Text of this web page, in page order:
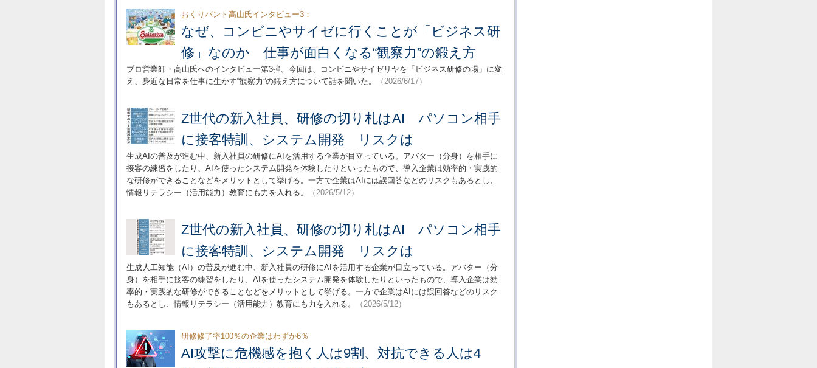
おくりバント高山氏インタビュー3：
なぜ、コンビニやサイゼに行くことが「ビジネス研
修」なのか 仕事が面白くなる“観察力”の鍛え方
プロ営業師・高山氏へのインタビュー第3弾。今回は、コンビニやサイゼリヤを「ビジネス研修の場」に変
え、身近な日常を仕事に生かす“観察力”の鍛え方について話を聞いた。
（2026/6/17）
Z世代の新入社員、研修の切り札はAI パソコン相手
に接客特訓、システム開発 リスクは
生成AIの普及が進む中、新入社員の研修にAIを活用する企業が目立っている。アバター（分身）を相手に
接客の練習をしたり、AIを使ったシステム開発を体験したりといったもので、導入企業は効率的・実践的
な研修ができることなどをメリットとして挙げる。一方で企業はAIには誤回答などのリスクもあるとし、
情報リテラシー（活用能力）教育にも力を入れる。
（2026/5/12）
Z世代の新入社員、研修の切り札はAI パソコン相手
に接客特訓、システム開発 リスクは
生成人工知能（AI）の普及が進む中、新入社員の研修にAIを活用する企業が目立っている。アバター（分
身）を相手に接客の練習をしたり、AIを使ったシステム開発を体験したりといったもので、導入企業は効
率的・実践的な研修ができることなどをメリットとして挙げる。一方で企業はAIには誤回答などのリスク
もあるとし、情報リテラシー（活用能力）教育にも力を入れる。
（2026/5/12）
研修修了率100％の企業はわずか6％
AI攻撃に危機感を抱く人は9割、対抗できる人は4